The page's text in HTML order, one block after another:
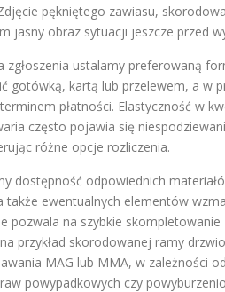
pękniętego zawiasu,
jasny obraz sytuacji jeszcze przed
ustalamy preferowaną
gotówką, kartą lub przelewem, a w
płatności. Elastyczność w
często pojawia się
różne opcje rozliczenia.
dostępność odpowiednich
także ewentualnych elementów
pozwala na szybkie
przykład skorodowanej ramy
MAG lub MMA, w zależności
powypadkowych czy